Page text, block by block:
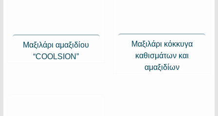
Μαξιλάρι αμαξιδίου
“COOLSION”
Μαξιλάρι κόκκυγα
καθισμάτων και
αμαξιδίων